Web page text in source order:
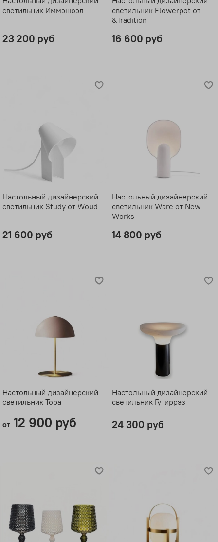
светильник Иммэнюэл
23 200 руб
светильник Flowerpot от
&Tradition
16 600 руб
Настольный дизайнерский
светильник Study от Woud
21 600 руб
Настольный дизайнерский
светильник Ware от New
Works
14 800 руб
Настольный дизайнерский
светильник Тора
от12 900 руб
Настольный дизайнерский
светильник Гутиррэз
24 300 руб